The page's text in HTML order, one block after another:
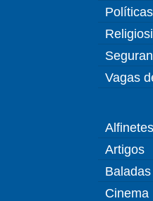
Políticas
Vagas
Alfinetes
Artigos
Baladas
Cinema